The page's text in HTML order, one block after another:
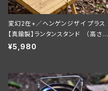
変幻2在+／ヘンゲンジザイ プラス
【真鍮製】ランタンスタンド （高さU
Pver）
¥5,980